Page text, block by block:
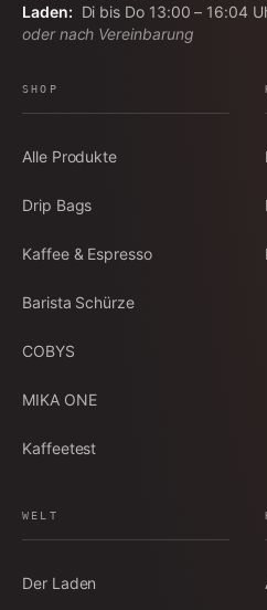
Laden: Di bis Do 13:00 – 16:04
oder nach Vereinbarung
SHOP
Alle Produkte
Drip Bags
Kaffee & Espresso
Barista Schürze
COBYS
MIKA ONE
Kaffeetest
WELT
Der Laden